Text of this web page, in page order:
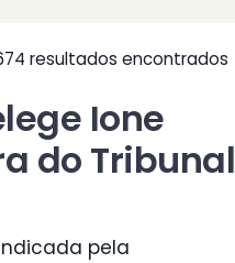
resultados encontrados
Ione
do Tribunal
pela